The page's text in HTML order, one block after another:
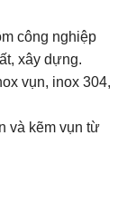
công nghiệp
xây dựng.
vụn, inox 304,
và kẽm vụn từ